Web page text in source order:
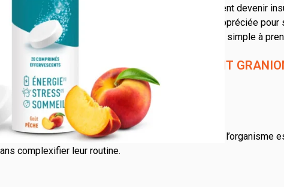
de fatigue ou de rythme soutenu, les apports peuvent devenir
le magnésium bisglycinate
. Cette forme est appréciée
recherchent un magnésium efficace, confortable et simple à
CHOISIR MAGNÉSIUM EFFERVESCENT
a été pensé pour accompagner les périodes où
complexifier leur routine.